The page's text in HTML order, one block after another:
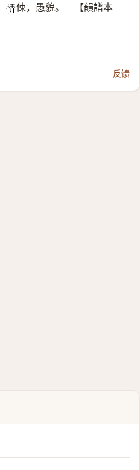
𢙱 倲，愚貌。 【韻譜本
反馈